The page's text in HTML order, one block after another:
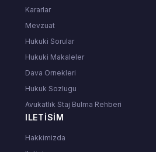
Kararlar
Mevzuat
Hukuki Sorular
Hukuki Makaleler
Dava Ornekleri
Hukuk Sozlugu
Avukatlık Staj Bulma Rehberi
ILETISIM
Hakkimizda